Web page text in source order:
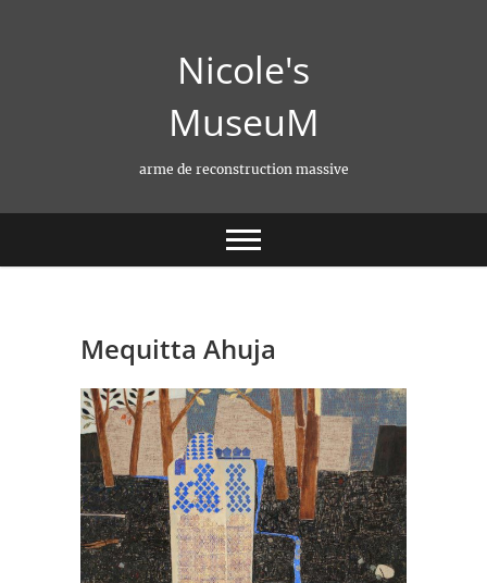
Nicole's
MuseuM
arme de reconstruction massive
Mequitta Ahuja